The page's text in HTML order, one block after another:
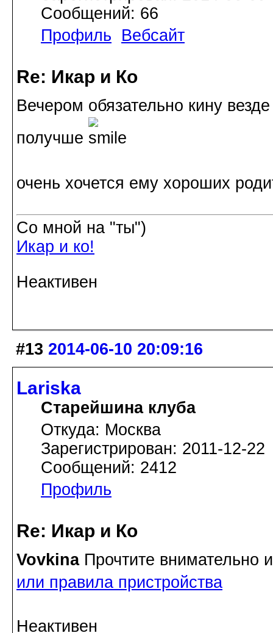
Сообщений: 66
Профиль
Вебсайт
Re: Икар и Ко
Вечером обязательно кину
получше
очень хочется ему хороших
Со мной на "ты")
Икар и ко!
Неактивен
#13 2014-06-10 20:09:16
Lariska
Старейшина клуба
Откуда: Москва
Зарегистрирован: 2011-12-22
Сообщений: 2412
Профиль
Re: Икар и Ко
VovkinaПрочтите внимательно
или правила пристройства
Неактивен